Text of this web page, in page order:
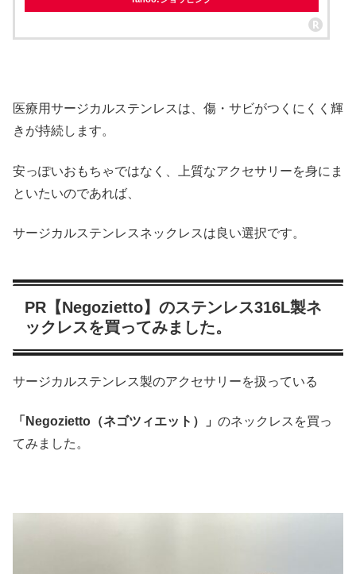
医療用サージカルステンレスは、傷・サビがつくにくく輝
きが持続します。
安っぽいおもちゃではなく、上質なアクセサリーを身にま
といたいのであれば、
サージカルステンレスネックレスは良い選択です。
PR【Negozietto】のステンレス316L製ネ
ックレスを買ってみました。
サージカルステンレス製のアクセサリーを扱っている
「Negozietto（ネゴツィエット）」 のネックレスを買っ
てみました。